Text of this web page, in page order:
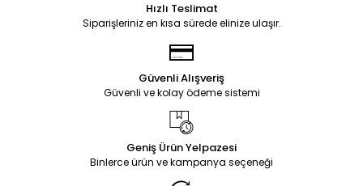
Hızlı Teslimat
Siparişleriniz en kısa sürede elinize ulaşır.
Güvenli Alışveriş
Güvenli ve kolay ödeme sistemi
Geniş Ürün Yelpazesi
Binlerce ürün ve kampanya seçeneği